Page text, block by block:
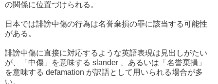
の関係に位置づけられる。
日本では誹謗中傷の行為は名誉棄損の罪に該当する可能性
がある。
誹謗中傷に直接に対応するような英語表現は見出しがたい
が、「中傷」を意味する slander 、あるいは「名誉棄損」
を意味する defamation が訳語として用いられる場合が多
い。